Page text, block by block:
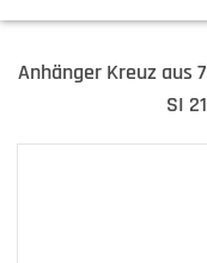
Anhänger Kreuz aus
SI